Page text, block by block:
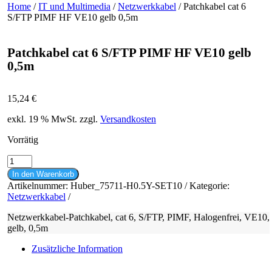
Home /IT und Multimedia /Netzwerkkabel / Patchkabel cat 6
S/FTP PIMF HF VE10 gelb 0,5m
Patchkabel cat 6 S/FTP PIMF HF VE10 gelb
0,5m
15,24 €
exkl. 19 % MwSt. zzgl. Versandkosten
Vorrätig
Patchkabel
cat
6
S/FTP
PIMF
HF
VE10
gelb
0,5m
In den Warenkorb
Artikelnummer: Huber_75711-H0.5Y-SET10
Kategorie:
Netzwerkkabel
Netzwerkkabel-Patchkabel, cat 6, S/FTP, PIMF, Halogenfrei, VE10,
gelb, 0,5m
Zusätzliche Information